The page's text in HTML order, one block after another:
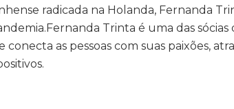
radicada na Holanda, Fernanda
Trinta é uma das sócias
as pessoas com suas paixões,